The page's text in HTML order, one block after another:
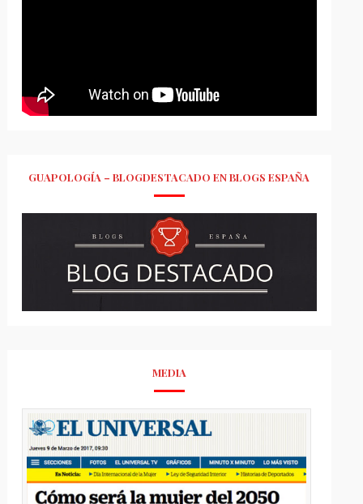
GUAPOLOGÍA – BLOGDESTACADO EN BLOGS ESPAÑA
MEDIA